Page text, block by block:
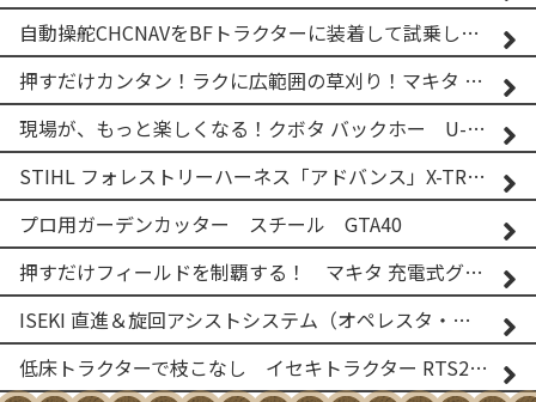
自動操舵CHCNAVをBFトラクターに装着して試乗してみた！！ CHCNAV NX610
押すだけカンタン！ラクに広範囲の草刈り！マキタ バッテリー式草刈り機 MUG001G 2
現場が、もっと楽しくなる！クボタ バックホー U-25-3A
STIHL フォレストリーハーネス「アドバンス」X-TREEm
プロ用ガーデンカッター スチール GTA40
押すだけフィールドを制覇する！ マキタ 充電式グランドトリマー MUG001G
ISEKI 直進＆旋回アシストシステム（オペレスタ・ターン）搭載 イセキ 乗用田植機 PRJ8D-ZJL
低床トラクターで枝こなし イセキトラクター RTS205NS & フレールモア FNC1202F